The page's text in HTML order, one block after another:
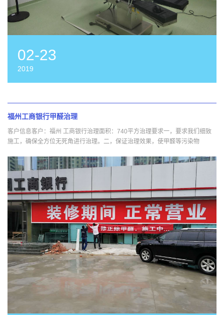
02-23
2019
福州工商银行甲醛治理
客户信息客户：福州 工商银行治理面积：740平方治理要求一，要求我们细致
施工，确保全方位无死角进行治理。二，保证治理效果，使甲醛等污染物